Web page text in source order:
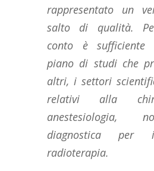
rappresentato un
salto di qualità.
conto è sufficiente
piano di studi che
altri, i settori
relativi alla
anestesiologia,
diagnostica per
radioterapia.